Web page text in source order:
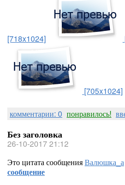
[718x1024]
[705x1024]
комментарии: 0 понравилось!
Без заголовка
26-10-2017 21:12
Это цитата сообщенияВалюшка_а
сообщение